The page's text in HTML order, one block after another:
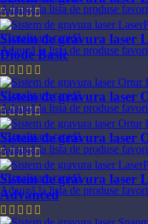
Adaugă la lista de produse
12.651,32lei
Vizualizare rapidă
Adaugă la lista de produse
Sistem de gravura laser
Diode Basic
Vizualizare rapidă
Adaugă la lista de produse
Sistem de gravura laser
2.939,72lei
Vizualizare rapidă
Adaugă la lista de produse
Sistem de gravura laser
6.708,01lei
Vizualizare rapidă
Adaugă la lista de produse
Sistem de gravura laser
Advanced